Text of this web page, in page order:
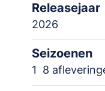
Releasejaar
2026
Seizoenen
1 8